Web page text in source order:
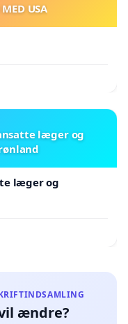
MED USA
læger og
læger og
ændre?